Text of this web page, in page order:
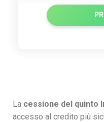
La cessione del quinto
accesso al credito più